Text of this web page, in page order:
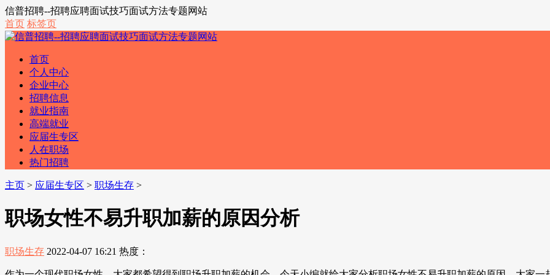
信普招聘--招聘应聘面试技巧面试方法专题网站
首页 标签页
首页
个人中心
企业中心
招聘信息
就业指南
高端就业
应届生专区
人在职场
热门招聘
主页 > 应届生专区 > 职场生存 >
职场女性不易升职加薪的原因分析
职场生存 2022-04-07 16:21 热度：